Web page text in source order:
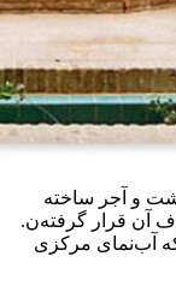
و آجر ساخته
آن قرار گرفته‌ن.
آب‌نمای مرکزی